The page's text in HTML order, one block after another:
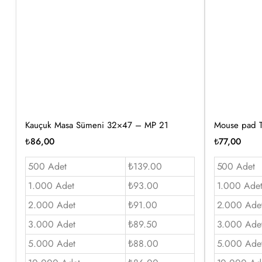
Kauçuk Masa Sümeni 32×47 – MP 21
₺86,00
500 Adet
₺139.00
1.000 Adet
₺93.00
2.000 Adet
₺91.00
3.000 Adet
₺89.50
5.000 Adet
₺88.00
Mouse pad
₺77,00
500 Adet
1.000 Adet
2.000
3.000
5.000